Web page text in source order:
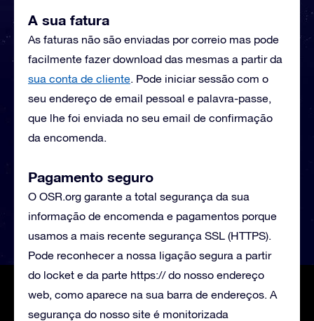
A sua fatura
As faturas não são enviadas por correio mas pode
facilmente fazer download das mesmas a partir da
sua conta de cliente. Pode iniciar sessão com o
seu endereço de email pessoal e palavra-passe,
que lhe foi enviada no seu email de confirmação
da encomenda.
Pagamento seguro
O OSR.org garante a total segurança da sua
informação de encomenda e pagamentos porque
usamos a mais recente segurança SSL (HTTPS).
Pode reconhecer a nossa ligação segura a partir
do locket e da parte https:// do nosso endereço
web, como aparece na sua barra de endereços. A
segurança do nosso site é monitorizada